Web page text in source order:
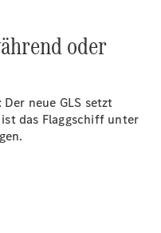
oder
neue GLS setzt
ist das Flaggschiff unter